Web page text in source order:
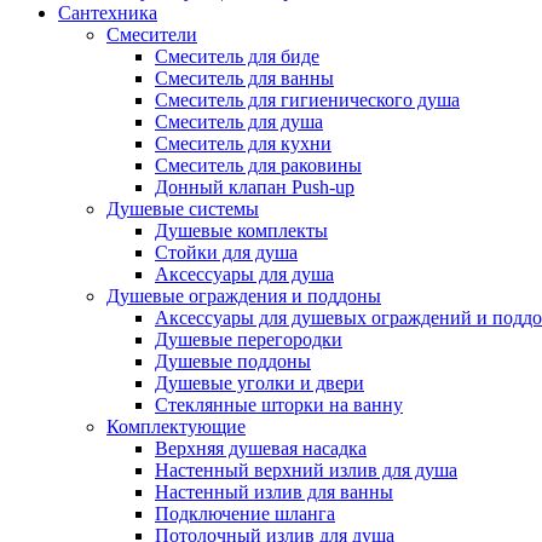
Сантехника
Смесители
Смеситель для биде
Смеситель для ванны
Смеситель для гигиенического душа
Смеситель для душа
Смеситель для кухни
Смеситель для раковины
Донный клапан Push-up
Душевые системы
Душевые комплекты
Стойки для душа
Аксессуары для душа
Душевые ограждения и поддоны
Аксессуары для душевых ограждений и
Душевые перегородки
Душевые поддоны
Душевые уголки и двери
Стеклянные шторки на ванну
Комплектующие
Верхняя душевая насадка
Настенный верхний излив для душа
Настенный излив для ванны
Подключение шланга
Потолочный излив для душа